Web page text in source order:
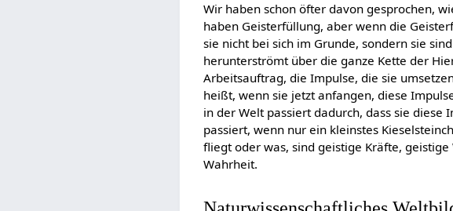
Wir haben schon öfter davon gesprochen,
haben Geisterfüllung, aber wenn die
sie nicht bei sich im Grunde, sondern sie
herunterströmt über die ganze Kette der
Arbeitsauftrag, die Impulse, die sie
heißt, wenn sie jetzt anfangen, diese
in der Welt passiert dadurch, dass sie
passiert, wenn nur ein kleinstes
fliegt oder was, sind geistige Kräfte,
Wahrheit.